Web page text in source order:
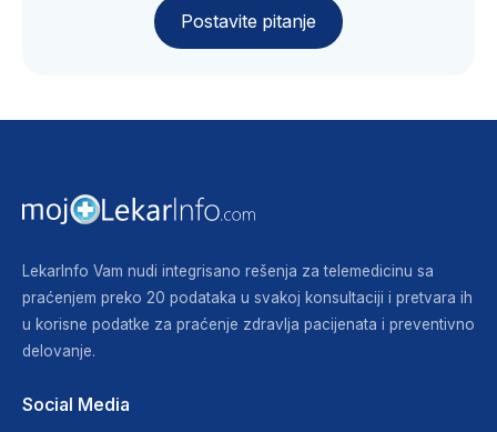
Postavite pitanje
LekarInfo Vam nudi integrisano rešenja za telemedicinu sa
praćenjem preko 20 podataka u svakoj konsultaciji i pretvara ih
u korisne podatke za praćenje zdravlja pacijenata i preventivno
delovanje.
Social Media